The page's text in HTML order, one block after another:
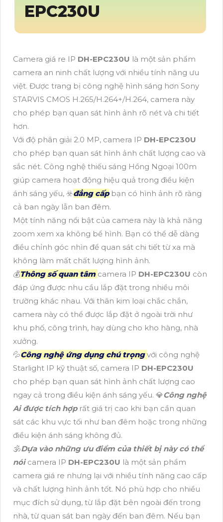
EPC230U
Camera giá re IP DH-EPC230U là một sản phẩm
camera an ninh chất lượng với nhiều tính năng ưu
việt. Được trang bị công nghệ hình sáng hơn Sony
STARVIS CMOS H.265/H.264+/H.264, camera này
cho phép bạn quan sát hình ảnh rõ nét và chi tiết
hơn.
Với độ phân giải 2.0 MP, camera IP DH-EPC230U
cho phép bạn quan sát hình ảnh chất lượng cao và
sắc nét. Công nghệ thiếu sáng Hồng Ngoại 100m
giúp camera hoạt động hiệu quả trong điều kiện
ánh sáng yếu, ☣️đẳng cấpbạn có hình ảnh rõ ràng
cả ban ngày lẫn ban đêm.
Một tính năng nổi bật của camera này là khả năng
zoom xem xa không bể hình. Bạn có thể dễ dàng
điều chỉnh góc nhìn để quan sát chi tiết từ xa mà
không làm mất chất lượng hình ảnh.
💰Thông số quan tâm camera IP DH-EPC230U còn
đáp ứng được nhu cầu lắp đặt trong nhiều môi
trường khác nhau. Với thân kim loại chắc chắn,
camera này có thể được lắp đặt ở ngoài trời như
khu phố, công trình, hay dùng cho kho hàng, nhà
xưởng.
💦Công nghệ ứng dụng chú trọngvới công nghệ
Starlight IP kỹ thuật số, camera IP DH-EPC230U
cho phép bạn quan sát hình ảnh chất lượng cao
ngay cả trong điều kiện ánh sáng yếu. 💎Công nghệ
Ai được tích hợprất giá trị cao khi bạn cần quan
sát các khu vực tối như ban đêm hoặc trong những
điều kiện ánh sáng không đủ.
🕉️Dựa vào những ưu điểm của thiết bị này có thể
nóicamera IP DH-EPC230U là một sản phẩm
camera giá re nhưng lại với nhiều tính năng cao cấp
và chất lượng hình ảnh tốt. Nó phù hợp cho nhiều
mục đích sử dụng, từ lắp đặt bên ngoài đến trong
nhà, từ quan sát ban ngày đến ban đêm. Nếu bạn